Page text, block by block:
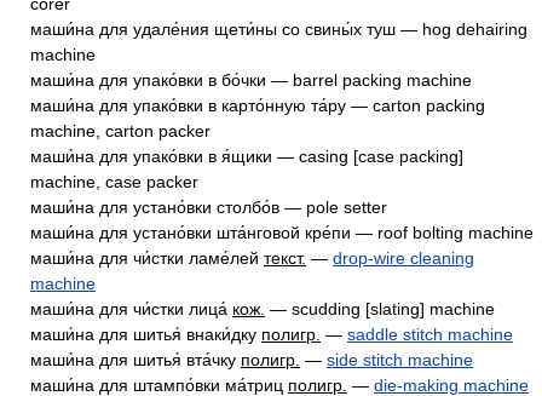
маши́на для удале́ния щети́ны со свины́х туш — hog dehairing
machine
маши́на для упако́вки в бо́чки — barrel packing machine
маши́на для упако́вки в карто́нную та́ру — carton packing
machine, carton packer
маши́на для упако́вки в я́щики — casing [case packing]
machine, case packer
маши́на для устано́вки столбо́в — pole setter
маши́на для устано́вки шта́нговой кре́пи — roof bolting machine
маши́на для чи́стки ламе́лей текст. — drop-wire cleaning
machine
маши́на для чи́стки лица́ кож. — scudding [slating] machine
маши́на для шитья́ внаки́дку полигр. — saddle stitch machine
маши́на для шитья́ вта́чку полигр. — side stitch machine
маши́на для штампо́вки ма́триц полигр. — die-making machine